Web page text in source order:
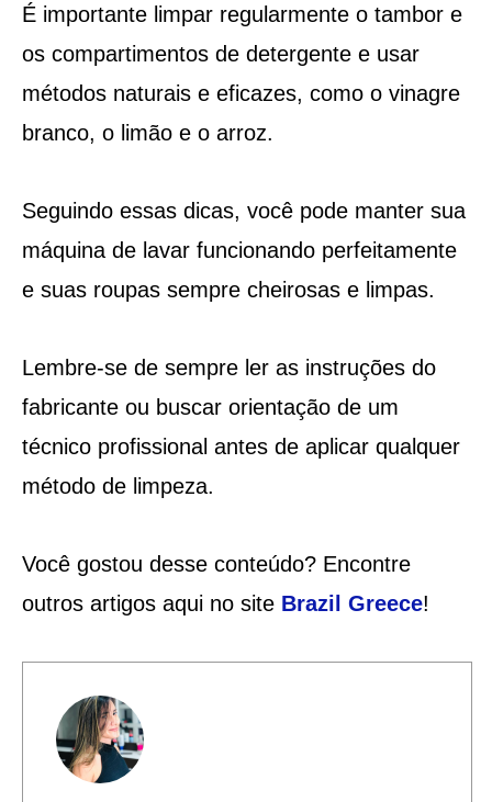
É importante limpar regularmente o tambor e
os compartimentos de detergente e usar
métodos naturais e eficazes, como o vinagre
branco, o limão e o arroz.
Seguindo essas dicas, você pode manter sua
máquina de lavar funcionando perfeitamente
e suas roupas sempre cheirosas e limpas.
Lembre-se de sempre ler as instruções do
fabricante ou buscar orientação de um
técnico profissional antes de aplicar qualquer
método de limpeza.
Você gostou desse conteúdo? Encontre
outros artigos aqui no site Brazil Greece!